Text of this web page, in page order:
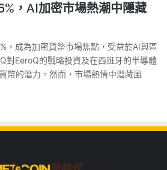
，AI加密市場熱潮中隱藏
，成為加密貨幣市場焦點，受益於AI與區
對EeroQ的戰略投資及在西班牙的半導體
幣的潛力。然而，市場熱情中潛藏風